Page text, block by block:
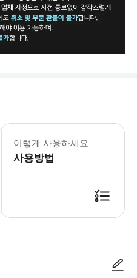
[문자 미수신 및 재발송 문의] * 고객
이렇게 사용하세요
사용방법